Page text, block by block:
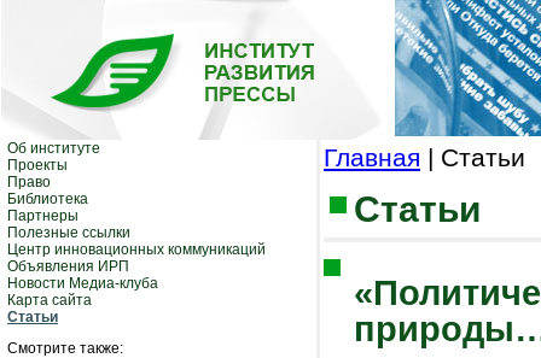
Об институте
Проекты
Право
Библиотека
Партнеры
Полезные ссылки
Центр инновационных коммуникаций
Объявления ИРП
Новости Медиа-клуба
Карта сайта
Статьи
Смотрите также:
Главная | Статьи
Статьи